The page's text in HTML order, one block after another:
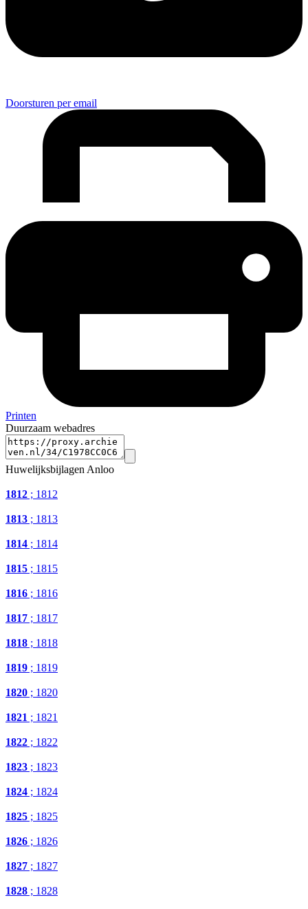
Doorsturen per email
Printen
Duurzaam webadres
Huwelijksbijlagen Anloo
1812 ; 1812
1813 ; 1813
1814 ; 1814
1815 ; 1815
1816 ; 1816
1817 ; 1817
1818 ; 1818
1819 ; 1819
1820 ; 1820
1821 ; 1821
1822 ; 1822
1823 ; 1823
1824 ; 1824
1825 ; 1825
1826 ; 1826
1827 ; 1827
1828 ; 1828